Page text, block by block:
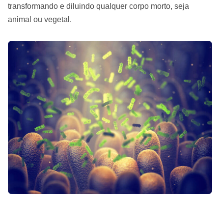
transformando e diluindo qualquer corpo morto, seja
animal ou vegetal.